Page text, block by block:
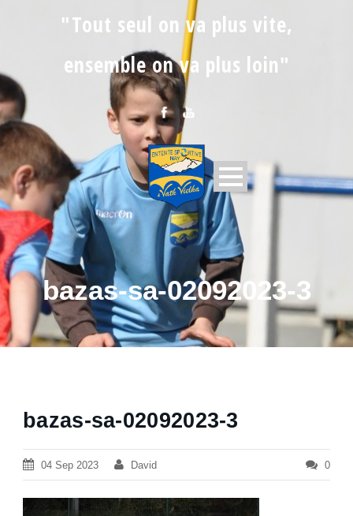
"Tout seul on va plus vite,
ensemble on va plus loin"
bazas-sa-02092023-3
bazas-sa-02092023-3
04 Sep 2023 David 0